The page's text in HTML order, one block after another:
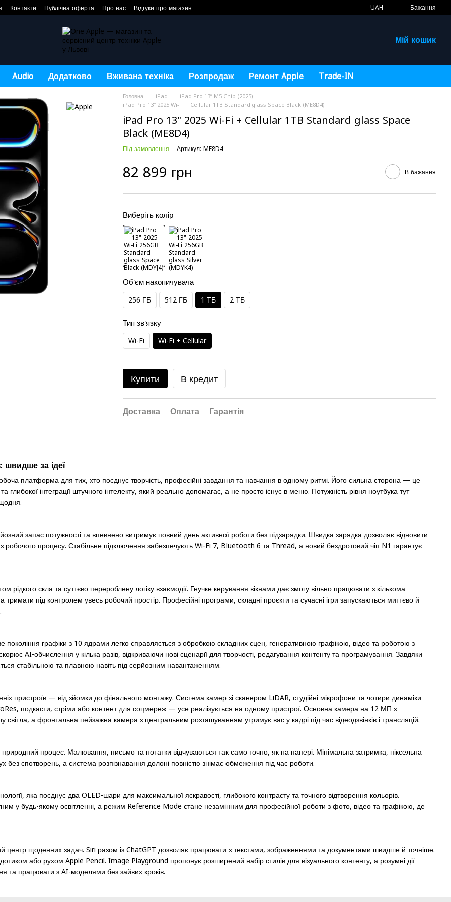
Контакти Публічна оферта Про нас Відгуки про магазин UAH Бажання
Мій кошик
Audio Додатково Вживана техніка Розпродаж Ремонт Apple Trade-IN
Головна iPad
iPad Pro 13” M5 Chip (2025)
iPad Pro 13" 2025 Wi-Fi + Cellular 1TB Standard glass Space Black (ME8D4)
iPad Pro 13" 2025 Wi-Fi + Cellular 1TB Standard glass Space
Black (ME8D4)
Під замовлення Артикул: ME8D4
82 899 грн В бажання
Виберіть колір
Об'єм накопичувача
256 ГБ 512 ГБ 1 ТБ 2 ТБ
Тип зв'язку
Wi-Fi Wi-Fi + Cellular
Купити В кредит
Доставка Оплата Гарантія
за ідеї
платформа для тих, хто поєднує творчість, професійні завдання та навчання в одному ритмі. Його сильна сторона — це
інтеграції штучного інтелекту, який реально допомагає, а не просто існує в меню. Потужність рівня ноутбука тут
запас потужності та впевнено витримує повний день активної роботи без підзарядки. Швидка зарядка дозволяє відновити
процесу. Стабільне підключення забезпечують Wi-Fi 7, Bluetooth 6 та Thread, а новий бездротовий чіп N1 гарантує
скла та суттєво перероблену логіку взаємодії. Гнучке керування вікнами дає змогу вільно працювати з кількома
під контролем увесь робочий простір. Професійні програми, складні проєкти та сучасні ігри запускаються миттєво й
покоління графіки з 10 ядрами легко справляється з обробкою складних сцен, генеративною графікою, відео та роботою з
AI-обчислення у кілька разів, відкриваючи нові сценарії для творчості, редагування контенту та програмування. Завдяки
стабільною та плавною навіть під серйозним навантаженням.
пристроїв — від зйомки до фінального монтажу. Система камер зі сканером LiDAR, студійні мікрофони та чотири динаміки
подкасти, стріми або контент для соцмереж — усе реалізується на одному пристрої. Основна камера на 12 МП з
а фронтальна пейзажна камера з центральним розташуванням утримує вас у кадрі під час відеодзвінків і трансляцій.
процес. Малювання, письмо та нотатки відчуваються так само точно, як на папері. Мінімальна затримка, піксельна
без спотворень, а система розпізнавання долоні повністю знімає обмеження під час роботи.
яка поєднує два OLED-шари для максимальної яскравості, глибокого контрасту та точного відтворення кольорів.
у будь-якому освітленні, а режим Reference Mode стане незамінним для професійної роботи з фото, відео та графікою, де
центр щоденних задач. Siri разом із ChatGPT дозволяє працювати з текстами, зображеннями та документами швидше й точніше.
або рухом Apple Pencil. Image Playground пропонує розширений набір стилів для візуального контенту, а розумні дії
та працювати з AI-моделями без зайвих кроків.